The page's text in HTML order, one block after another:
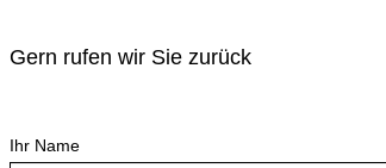
Gern rufen wir Sie zurück
Ihr Name